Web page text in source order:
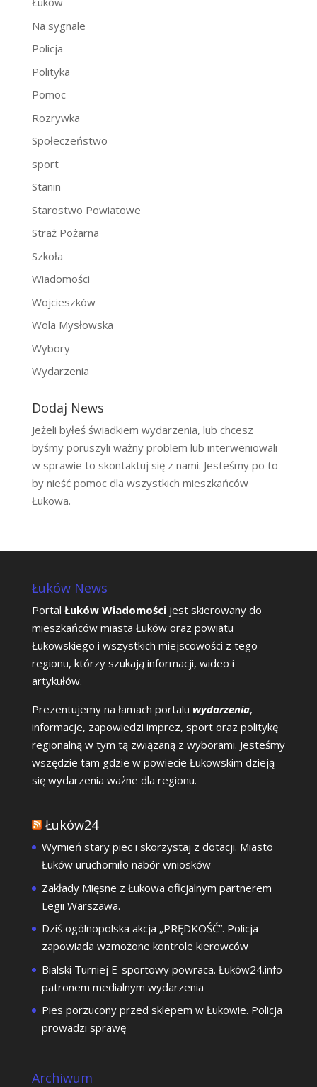
Na sygnale
Policja
Polityka
Pomoc
Rozrywka
Społeczeństwo
sport
Stanin
Starostwo Powiatowe
Straż Pożarna
Szkoła
Wiadomości
Wojcieszków
Wola Mysłowska
Wybory
Wydarzenia
Dodaj News
Jeżeli byłeś świadkiem wydarzenia, lub chcesz
byśmy poruszyli ważny problem lub interweniowali
w sprawie to skontaktuj się z nami. Jesteśmy po to
by nieść pomoc dla wszystkich mieszkańców
Łukowa.
Łuków News
Portal Łuków Wiadomościjest skierowany do
mieszkańców miasta Łuków oraz powiatu
Łukowskiego i wszystkich miejscowości z tego
regionu, którzy szukają informacji, wideo i
artykułów.
Prezentujemy na łamach portalu wydarzenia,
informacje, zapowiedzi imprez, sport oraz politykę
regionalną w tym tą związaną z wyborami. Jesteśmy
wszędzie tam gdzie w powiecie Łukowskim dzieją
się wydarzenia ważne dla regionu.
Łuków24
Wymień stary piec i skorzystaj z dotacji. Miasto
Łuków uruchomiło nabór wniosków
Zakłady Mięsne z Łukowa oficjalnym partnerem
Legii Warszawa.
Dziś ogólnopolska akcja „PRĘDKOŚĆ”. Policja
zapowiada wzmożone kontrole kierowców
Bialski Turniej E-sportowy powraca. Łuków24.info
patronem medialnym wydarzenia
Pies porzucony przed sklepem w Łukowie. Policja
prowadzi sprawę
Archiwum